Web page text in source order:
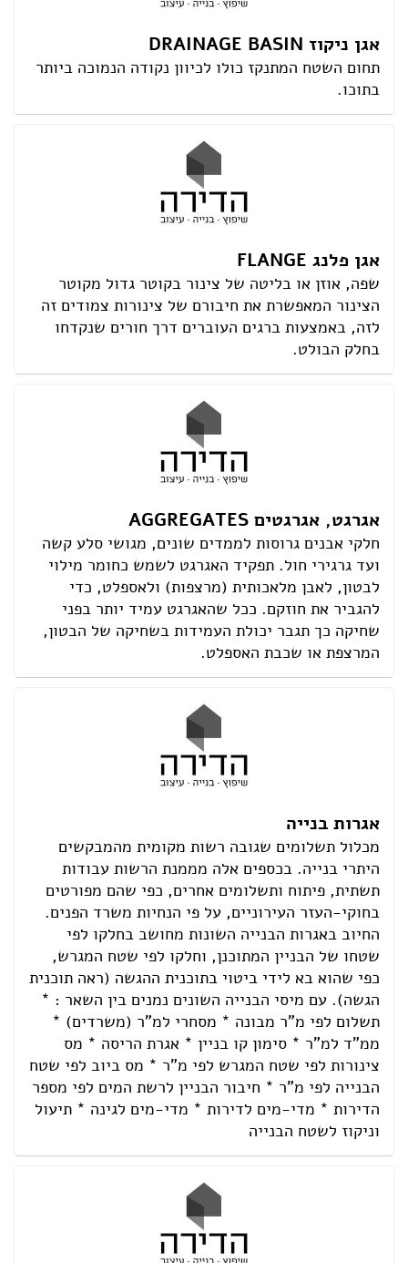
אגן ניקוז DRAINAGE BASIN
תחום השטח המתנקז כולו לכיוון נקודה הנמוכה ביותר
בתוכו.
אגן פלנג FLANGE
שפה, אוזן או בליטה של צינור בקוטר גדול מקוטר
הצינור המאפשרת את חיבורם של צינורות צמודים זה
לזה, באמצעות ברגים העוברים דרך חורים שנקדחו
בחלק הבולט.
אגרגט, אגרגטים AGGREGATES
חלקי אבנים גרוסות לממדים שונים, מגושי סלע קשה
ועד גרגירי חול. תפקיד האגרגט לשמש כחומר מילוי
לבטון, לאבן מלאכותית (מרצפות) ולאספלט, כדי
להגביר את חוזקם. ככל שהאגרגט עמיד יותר בפני
שחיקה כך תגבר יכולת העמידות בשחיקה של הבטון,
המרצפת או שכבת האספלט.
אגרות בנייה
מכלול תשלומים שגובה רשות מקומית מהמבקשים
היתרי בנייה. בכספים אלה מממנת הרשות עבודות
תשתית, פיתוח ותשלומים אחרים, כפי שהם מפורטים
בחוקי-העזר העירוניים, על פי הנחיות משרד הפנים.
החיוב באגרות הבנייה השונות מחושב בחלקו לפי
שטחו של הבניין המתוכנן, וחלקו לפי שטח המגרש,
כפי שהוא בא לידי ביטוי בתוכנית ההגשה (ראה תוכנית
הגשה). עם מיסי הבנייה השונים נמנים בין השאר : *
תשלום לפי מ"ר מבונה * מסחרי למ"ר (משרדים) *
ממ"ד למ"ר * סימון קו בניין * אגרת הריסה * מס
צינורות לפי שטח המגרש לפי מ"ר * מס ביוב לפי שטח
הבנייה לפי מ"ר * חיבור הבניין לרשת המים לפי מספר
הדירות * מדי-מים לדירות * מדי-מים לגינה * תיעול
וניקוז לשטח הבנייה